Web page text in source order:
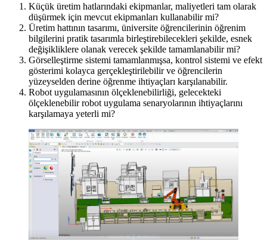
Küçük üretim hatlarındaki ekipmanlar, maliyetleri tam olarak
düşürmek için mevcut ekipmanları kullanabilir mi?
Üretim hattının tasarımı, üniversite öğrencilerinin öğrenim
bilgilerini pratik tasarımla birleştirebilecekleri şekilde, esnek
değişikliklere olanak verecek şekilde tamamlanabilir mi?
Görselleştirme sistemi tamamlanmışsa, kontrol sistemi ve efekt
gösterimi kolayca gerçekleştirilebilir ve öğrencilerin
yüzeyselden derine öğrenme ihtiyaçları karşılanabilir.
Robot uygulamasının ölçeklenebilirliği, gelecekteki
ölçeklenebilir robot uygulama senaryolarının ihtiyaçlarını
karşılamaya yeterli mi?